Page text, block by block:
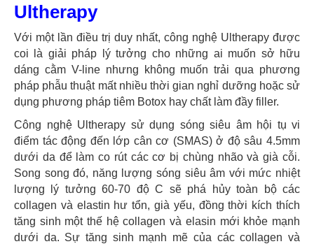
Ultherapy
Với một lần điều trị duy nhất, công nghệ Ultherapy được
coi là giải pháp lý tưởng cho những ai muốn sở hữu
dáng cằm V-line nhưng không muốn trải qua phương
pháp phẫu thuật mất nhiều thời gian nghỉ dưỡng hoặc sử
dụng phương pháp tiêm Botox hay chất làm đầy filler.
Công nghệ Ultherapy sử dụng sóng siêu âm hội tụ vi
điểm tác động đến lớp cân cơ (SMAS) ở độ sâu 4.5mm
dưới da để làm co rút các cơ bị chùng nhão và già cỗi.
Song song đó, năng lượng sóng siêu âm với mức nhiệt
lượng lý tưởng 60-70 độ C sẽ phá hủy toàn bộ các
collagen và elastin hư tổn, già yếu, đồng thời kích thích
tăng sinh một thế hệ collagen và elasin mới khỏe mạnh
dưới da. Sự tăng sinh mạnh mẽ của các collagen và